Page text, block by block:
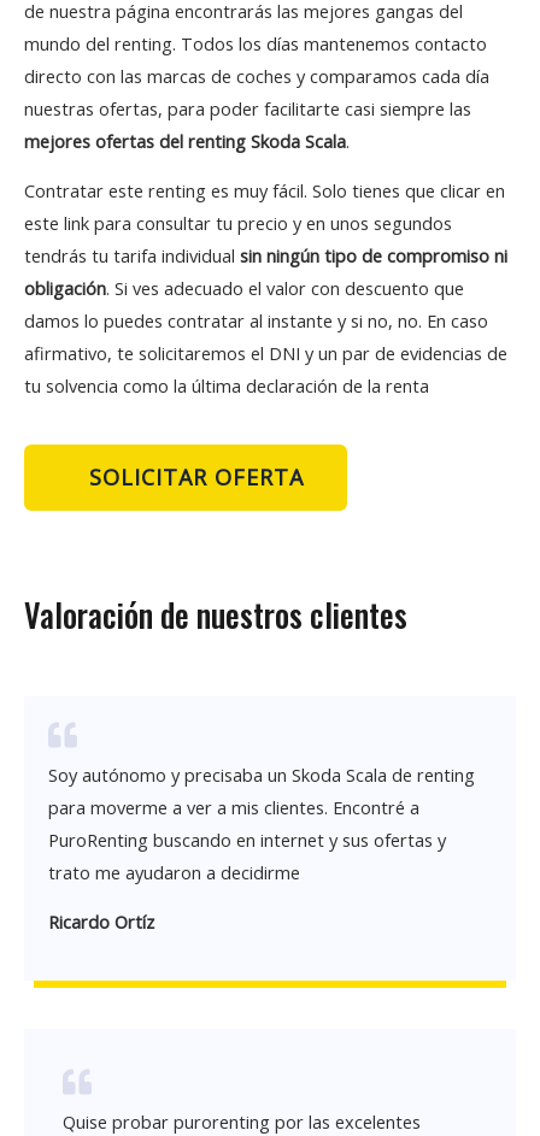
de nuestra página encontrarás las mejores gangas del
mundo del renting. Todos los días mantenemos contacto
directo con las marcas de coches y comparamos cada día
nuestras ofertas, para poder facilitarte casi siempre las
mejores ofertas del renting Skoda Scala.
Contratar este renting es muy fácil. Solo tienes que clicar en
este link para consultar tu precio y en unos segundos
tendrás tu tarifa individual sin ningún tipo de compromiso ni
obligación. Si ves adecuado el valor con descuento que
damos lo puedes contratar al instante y si no, no. En caso
afirmativo, te solicitaremos el DNI y un par de evidencias de
tu solvencia como la última declaración de la renta
SOLICITAR OFERTA
Valoración de nuestros clientes
Soy autónomo y precisaba un Skoda Scala de renting
para moverme a ver a mis clientes. Encontré a
PuroRenting buscando en internet y sus ofertas y
trato me ayudaron a decidirme
Ricardo Ortíz
Quise probar purorenting por las excelentes